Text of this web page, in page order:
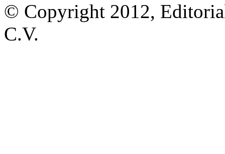
© Copyright 2012,
C.V.